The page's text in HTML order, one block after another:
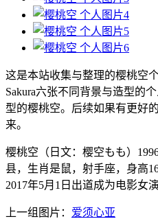
这是本站收集与整理的樱桃空
Sakura六张不同背景与造型的
型的樱桃空。后续如果有更好
来。
樱桃空（日文：樱空もも）
县，生肖是鼠，射手座，身高
2017年5月1日出道成为电影女演
上一组图片： 爱须心亚